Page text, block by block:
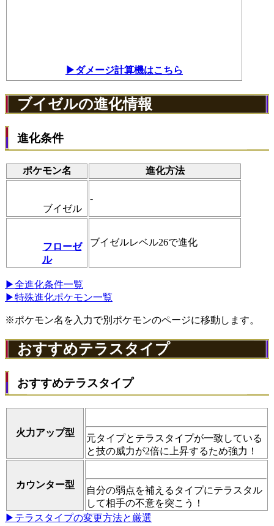
▶ダメージ計算機はこちら
ブイゼルの進化情報
進化条件
ポケモン名 進化方法
ブイゼル
-
フローゼ
ル
ブイゼルレベル26で進化
▶全進化条件一覧
▶特殊進化ポケモン一覧
※ポケモン名を入力で別ポケモンのページに移動します。
おすすめテラスタイプ
おすすめテラスタイプ
火力アップ型
元タイプとテラスタイプが一致している
と技の威力が2倍に上昇するため強力！
カウンター型
自分の弱点を補えるタイプにテラスタル
して相手の不意を突こう！
▶テラスタイプの変更方法と厳選